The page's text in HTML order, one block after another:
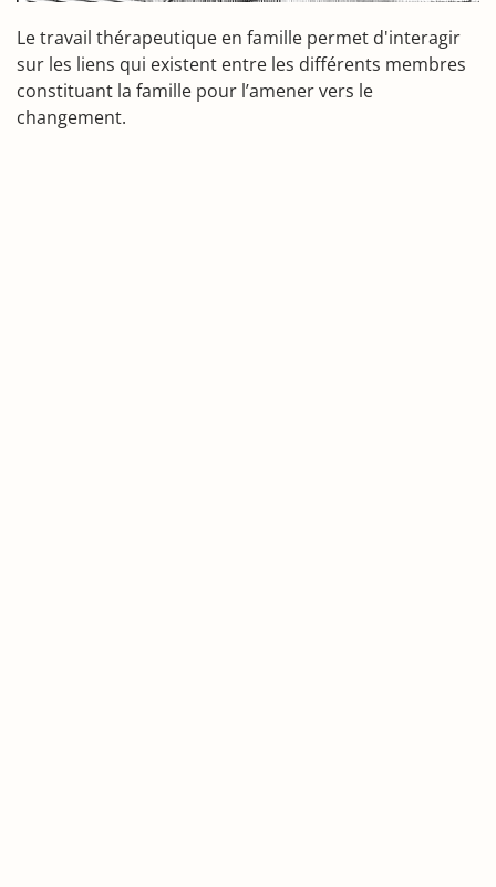
Le travail thérapeutique en famille permet d'interagir
sur les liens qui existent entre les différents membres
constituant la famille pour l’amener vers le
changement.